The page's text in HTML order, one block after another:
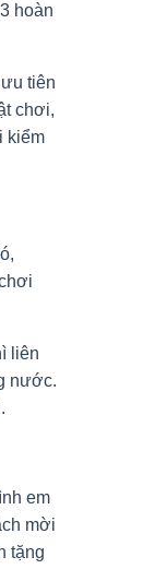
hoàn
tiên
chơi,
kiểm
liên
nước.
em
mời
tặng